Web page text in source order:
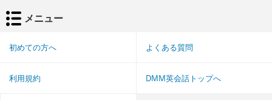
メニュー
初めての方へ よくある質問
利用規約 DMM英会話トップへ